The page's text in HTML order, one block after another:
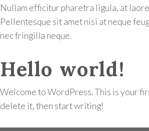
Nullam efficitur pharetra ligula, at
Pellentesque sit amet nisi at neque
nec fringilla neque.
Hello world!
Welcome to WordPress. This is your
delete it, then start writing!